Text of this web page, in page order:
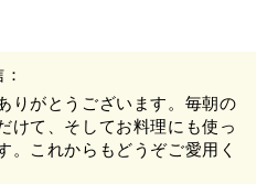
りがとうございます。毎朝の
けて、そしてお料理にも使っ
。これからもどうぞご愛用く